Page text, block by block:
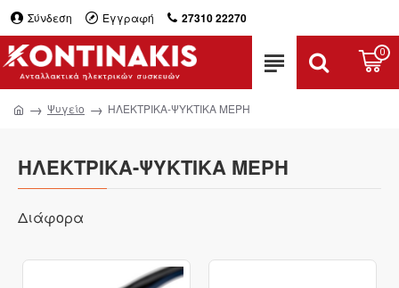
Σύνδεση Εγγραφή 27310 22270
0
Ψυγείο ΗΛΕΚΤΡΙΚΑ-ΨΥΚΤΙΚΑ ΜΕΡΗ
ΗΛΕΚΤΡΙΚΑ-ΨΥΚΤΙΚΑ ΜΕΡΗ
Διάφορα